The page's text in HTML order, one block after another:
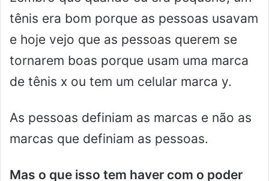
tênis era bom porque as pessoas usavam
e hoje vejo que as pessoas querem se
tornarem boas porque usam uma marca
de tênis x ou tem um celular marca y.
As pessoas definiam as marcas e não as
marcas que definiam as pessoas.
Mas o que isso tem haver com o poder